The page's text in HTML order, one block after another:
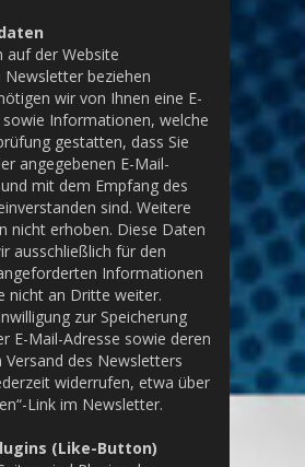
auf der Website
Newsletter beziehen
wir von Ihnen eine E-
sowie Informationen, welche
gestatten, dass Sie
angegebenen E-Mail-
mit dem Empfang des
sind. Weitere
nicht erhoben. Diese Daten
ausschließlich für den
Informationen
nicht an Dritte weiter.
zur Speicherung
E-Mail-Adresse sowie deren
Versand des Newsletters
widerrufen, etwa über
Link im Newsletter.
(Like-Button)